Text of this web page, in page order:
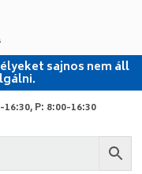
sajnos nem áll
P: 8:00-16:30